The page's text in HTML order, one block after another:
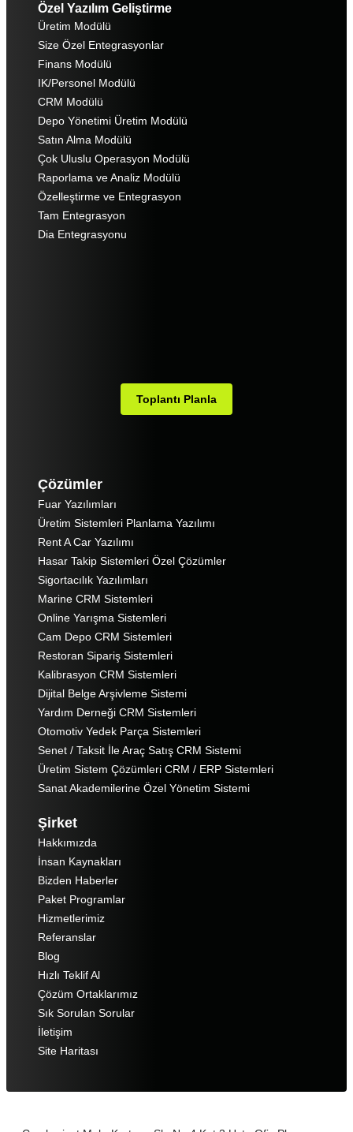
Özel Yazılım Geliştirme
Üretim Modülü
Size Özel Entegrasyonlar
Finans Modülü
IK/Personel Modülü
CRM Modülü
Depo Yönetimi Üretim Modülü
Satın Alma Modülü
Çok Uluslu Operasyon Modülü
Raporlama ve Analiz Modülü
Özelleştirme ve Entegrasyon
Tam Entegrasyon
Dia Entegrasyonu
Çözümler
Fuar Yazılımları
Üretim Sistemleri Planlama Yazılımı
Rent A Car Yazılımı
Hasar Takip Sistemleri Özel Çözümler
Sigortacılık Yazılımları
Marine CRM Sistemleri
Online Yarışma Sistemleri
Cam Depo CRM Sistemleri
Restoran Sipariş Sistemleri
Kalibrasyon CRM Sistemleri
Dijital Belge Arşivleme Sistemi
Yardım Derneği CRM Sistemleri
Otomotiv Yedek Parça Sistemleri
Senet / Taksit İle Araç Satış CRM Sistemi
Üretim Sistem Çözümleri CRM / ERP Sistemleri
Sanat Akademilerine Özel Yönetim Sistemi
Şirket
Hakkımızda
İnsan Kaynakları
Bizden Haberler
Paket Programlar
Hizmetlerimiz
Referanslar
Blog
Hızlı Teklif Al
Çözüm Ortaklarımız
Sık Sorulan Sorular
İletişim
Site Haritası
Toplantı Planla